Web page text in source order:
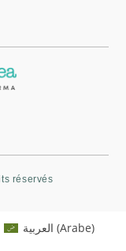
réservés
العربية (Arabe)